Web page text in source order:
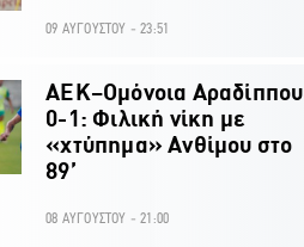
09 ΑΥΓΟΥΣΤΟΥ - 23:51
ΑΕΚ–Ομόνοια Αραδίππου
0-1: Φιλική νίκη με
«χτύπημα» Ανθίμου στο
89’
08 ΑΥΓΟΥΣΤΟΥ - 21:00